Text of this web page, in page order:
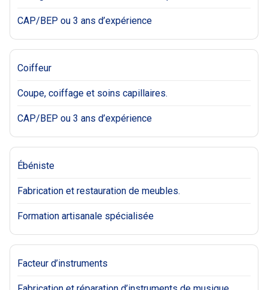
CAP/BEP ou 3 ans d’expérience
Coiffeur
Coupe, coiffage et soins capillaires.
CAP/BEP ou 3 ans d’expérience
Ébéniste
Fabrication et restauration de meubles.
Formation artisanale spécialisée
Facteur d’instruments